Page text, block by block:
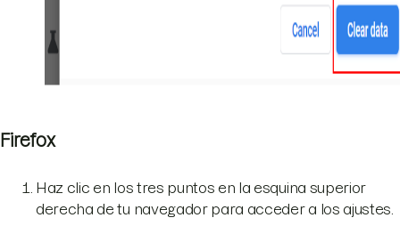
Firefox
Haz clic en los tres puntos en la esquina superior
derecha de tu navegador para acceder a los ajustes.